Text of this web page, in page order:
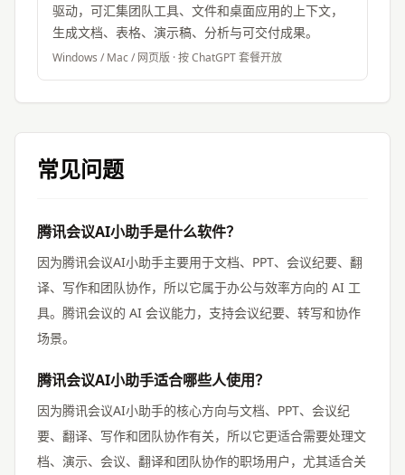
驱动，可汇集团队工具、文件和桌面应用的上下文，
生成文档、表格、演示稿、分析与可交付成果。
Windows / Mac / 网页版 ·按 ChatGPT 套餐开放
常见问题
腾讯会议AI小助手是什么软件？
因为腾讯会议AI小助手主要用于文档、PPT、会议纪要、翻
译、写作和团队协作，所以它属于办公与效率方向的 AI 工
具。腾讯会议的 AI 会议能力，支持会议纪要、转写和协作
场景。
腾讯会议AI小助手适合哪些人使用？
因为腾讯会议AI小助手的核心方向与文档、PPT、会议纪
要、翻译、写作和团队协作有关，所以它更适合需要处理文
档、演示、会议、翻译和团队协作的职场用户，尤其适合关